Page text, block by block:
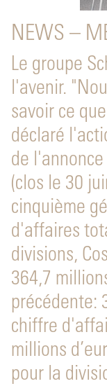
NEWS –
Le groupe
l'avenir.
savoir ce
déclaré
de
(clos le 30
cinquième
d'affaires
divisions,
364,7
précédente:
chiffre
millions
pour la